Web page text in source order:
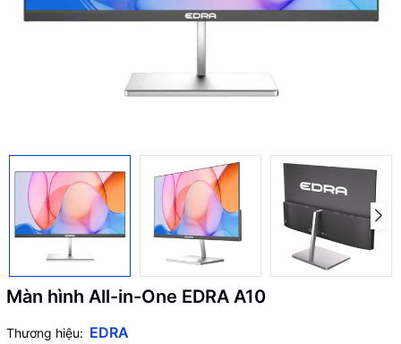
Màn hình All-in-One EDRA A10
Thương hiệu: EDRA